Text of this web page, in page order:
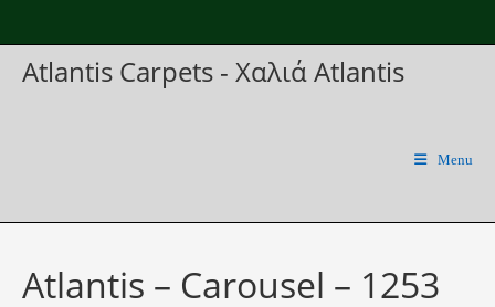
to
content
Atlantis Carpets - Χαλιά Atlantis
Menu
Atlantis – Carousel – 1253